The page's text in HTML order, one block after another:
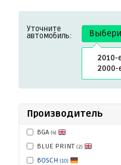
Уточните
автомобиль:
2010-
2000-
Производитель
BGA (4)
BLUE PRINT (2)
BOSCH (10)